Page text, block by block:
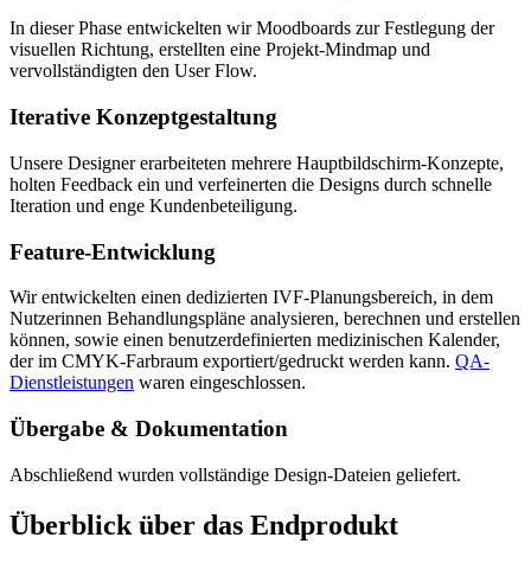
In dieser Phase entwickelten wir Moodboards zur Festlegung der
visuellen Richtung, erstellten eine Projekt-Mindmap und
vervollständigten den User Flow.
Iterative Konzeptgestaltung
Unsere Designer erarbeiteten mehrere Hauptbildschirm-Konzepte,
holten Feedback ein und verfeinerten die Designs durch schnelle
Iteration und enge Kundenbeteiligung.
Feature-Entwicklung
Wir entwickelten einen dedizierten IVF-Planungsbereich, in dem
Nutzerinnen Behandlungspläne analysieren, berechnen und erstellen
können, sowie einen benutzerdefinierten medizinischen Kalender,
der im CMYK-Farbraum exportiert/gedruckt werden kann. QA-
Dienstleistungen waren eingeschlossen.
Übergabe & Dokumentation
Abschließend wurden vollständige Design-Dateien geliefert.
Überblick über das Endprodukt